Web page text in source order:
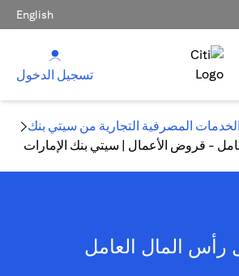
English
تسجيل الدخول
الخدمات المصرفية التجارية من سيتي بنك
- قروض الأعمال | سيتي بنك الإمارات
رأس المال العامل